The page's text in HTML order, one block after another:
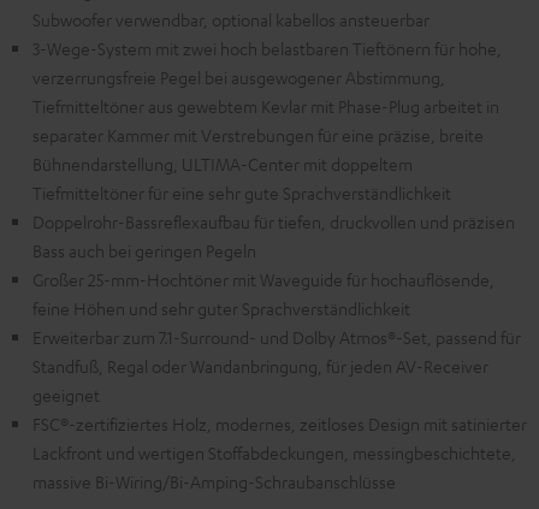
Subwoofer verwendbar, optional kabellos ansteuerbar
3-Wege-System mit zwei hoch belastbaren Tieftönern für hohe,
verzerrungsfreie Pegel bei ausgewogener Abstimmung,
Tiefmitteltöner aus gewebtem Kevlar mit Phase-Plug arbeitet in
separater Kammer mit Verstrebungen für eine präzise, breite
Bühnendarstellung, ULTIMA-Center mit doppeltem
Tiefmitteltöner für eine sehr gute Sprachverständlichkeit
Doppelrohr-Bassreflexaufbau für tiefen, druckvollen und präzisen
Bass auch bei geringen Pegeln
Großer 25-mm-Hochtöner mit Waveguide für hochauflösende,
feine Höhen und sehr guter Sprachverständlichkeit
Erweiterbar zum 7.1-Surround- und Dolby Atmos®-Set, passend für
Standfuß, Regal oder Wandanbringung, für jeden AV-Receiver
geeignet
FSC®-zertifiziertes Holz, modernes, zeitloses Design mit satinierter
Lackfront und wertigen Stoffabdeckungen, messingbeschichtete,
massive Bi-Wiring/Bi-Amping-Schraubanschlüsse